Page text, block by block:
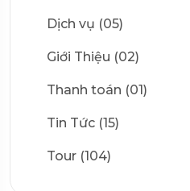
Dịch vụ (05)
Giới Thiệu (02)
Thanh toán (01)
Tin Tức (15)
Tour (104)